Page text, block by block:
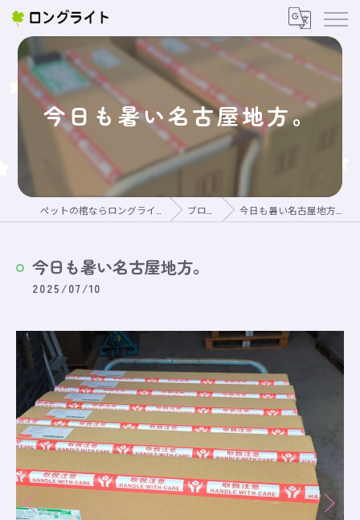
今日も暑い名古屋地方。
ブログ 今日も暑い名古屋地方。
今日も暑い名古屋地方。
2025/07/10